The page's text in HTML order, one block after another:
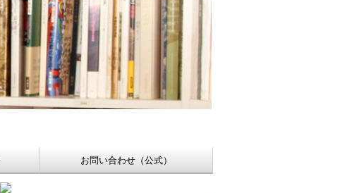
お問い合わせ（公式）